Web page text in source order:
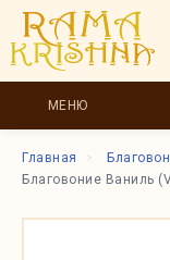
МЕНЮ
Главная
Благовоние Ваниль